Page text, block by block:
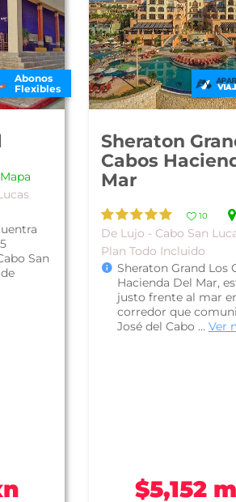
Abonos
Flexibles
San
Sheraton
Cabos
Mar
10
De Lujo - Cabo San
Plan Todo Incluido
Sheraton Grand Los
Hacienda Del Mar,
justo frente al mar
corredor que
José del Cabo ... Ver
$5,152